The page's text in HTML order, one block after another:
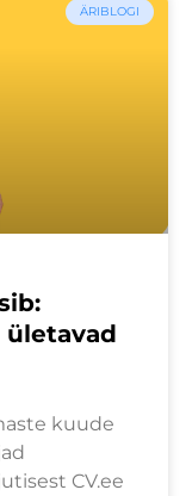
ÄRIBLOGI
kuude
CV.ee